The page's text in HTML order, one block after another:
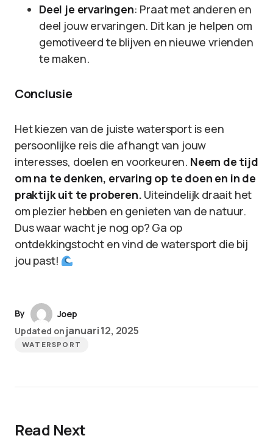
Deel je ervaringen: Praat met anderen en
deel jouw ervaringen. Dit kan je helpen om
gemotiveerd te blijven en nieuwe vrienden
te maken.
Conclusie
Het kiezen van de juiste watersport is een
persoonlijke reis die afhangt van jouw
interesses, doelen en voorkeuren. Neem de tijd
om na te denken, ervaring op te doen en in de
praktijk uit te proberen. Uiteindelijk draait het
om plezier hebben en genieten van de natuur.
Dus waar wacht je nog op? Ga op
ontdekkingstocht en vind de watersport die bij
jou past!
By
Joep
Updated on januari 12, 2025
WATERSPORT
Read Next